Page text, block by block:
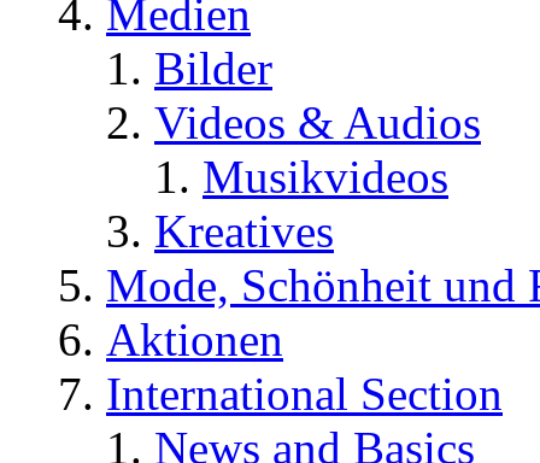
Medien
Bilder
Videos & Audios
Musikvideos
Kreatives
Mode, Schönheit und
Aktionen
International Section
News and Basics